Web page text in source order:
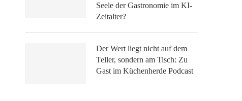
Seele der Gastronomie im KI-
Zeitalter?
Der Wert liegt nicht auf dem
Teller, sondern am Tisch: Zu
Gast im Küchenherde Podcast